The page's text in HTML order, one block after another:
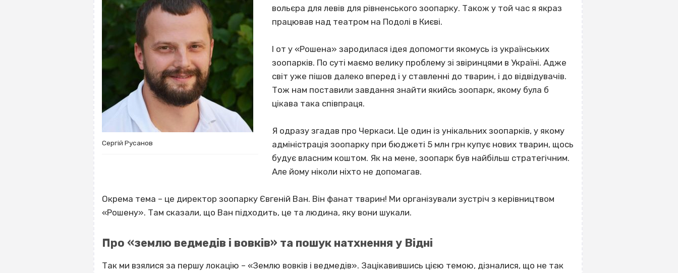
Сергій Русанов
вольєра для левів для рівненського зоопарку. Також у той час я якраз
працював над театром на Подолі в Києві.
І от у «Рошена» зародилася ідея допомогти якомусь із українських
зоопарків. По суті маємо велику проблему зі звіринцями в Україні. Адже
світ уже пішов далеко вперед і у ставленні до тварин, і до відвідувачів.
Тож нам поставили завдання знайти якийсь зоопарк, якому була б
цікава така співпраця.
Я одразу згадав про Черкаси. Це один із унікальних зоопарків, у якому
адміністрація зоопарку при бюджеті 5 млн грн купує нових тварин, щось
будує власним коштом. Як на мене, зоопарк був найбільш стратегічним.
Але йому ніколи ніхто не допомагав.
Окрема тема – це директор зоопарку Євгеній Ван. Він фанат тварин! Ми організували зустріч з керівництвом
«Рошену». Там сказали, що Ван підходить, це та людина, яку вони шукали.
Про «землю ведмедів і вовків» та пошук натхнення у Відні
Так ми взялися за першу локацію – «Землю вовків і ведмедів». Зацікавившись цією темою, дізналися, що не так